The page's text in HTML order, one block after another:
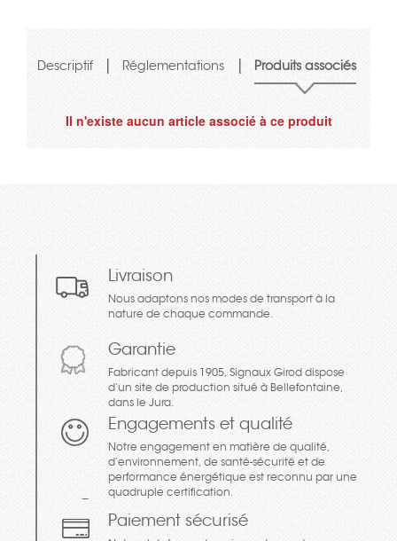
Descriptif | Réglementations | Produits associés
Il n'existe aucun article associé à ce produit
Livraison
Nous adaptons nos modes de transport à la
nature de chaque commande.
Garantie
Fabricant depuis 1905, Signaux Girod dispose
d’un site de production situé à Bellefontaine,
dans le Jura.
Engagements et qualité
Notre engagement en matière de qualité,
d’environnement, de santé-sécurité et de
performance énergétique est reconnu par une
quadruple certification.
Paiement sécurisé